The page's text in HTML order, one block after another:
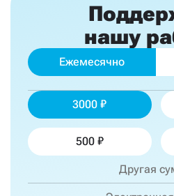
нашу
Ежемесячно
3000
500